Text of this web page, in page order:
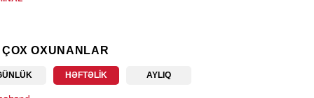
- 10:54
OXUNANLAR
HƏFTƏLIK AYLIQ